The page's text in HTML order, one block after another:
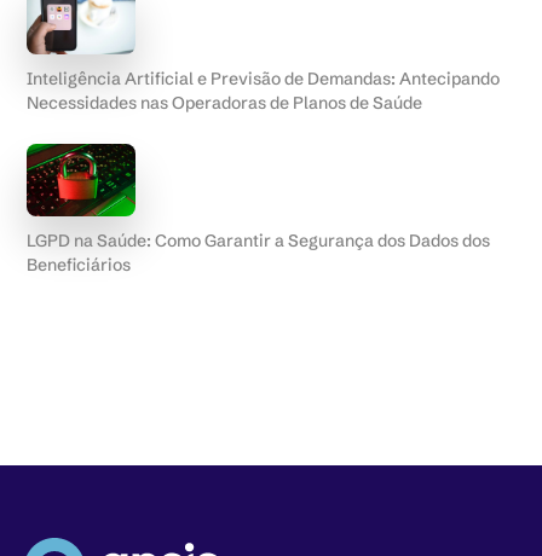
Inteligência Artificial e Previsão de Demandas: Antecipando
Necessidades nas Operadoras de Planos de Saúde
LGPD na Saúde: Como Garantir a Segurança dos Dados dos
Beneficiários